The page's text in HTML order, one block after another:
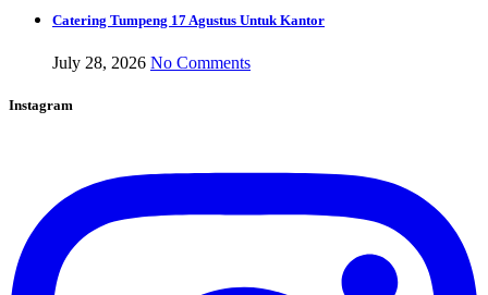
Catering Tumpeng 17 Agustus Untuk Kantor
July 28, 2026 No Comments
Instagram